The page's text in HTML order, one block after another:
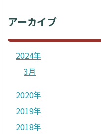
アーカイブ
2024年
3月
2020年
2019年
2018年